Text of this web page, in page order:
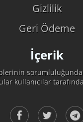
Gizlilik
Geri Ödeme
İçerik
kullanıcılar